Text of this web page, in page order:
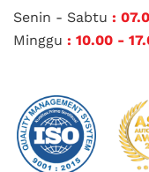
Senin - Sabtu :
Minggu : 10.00 -